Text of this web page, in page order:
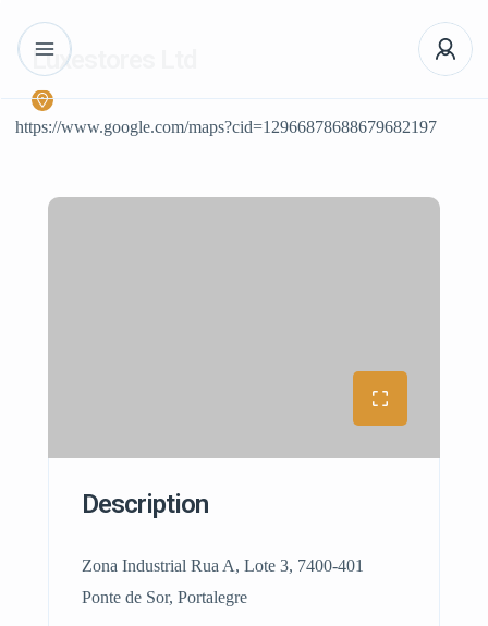
Luxestores Ltd
https://www.google.com/maps?cid=12966878688679682197
Description
Zona Industrial Rua A, Lote 3, 7400-401
Ponte de Sor, Portalegre